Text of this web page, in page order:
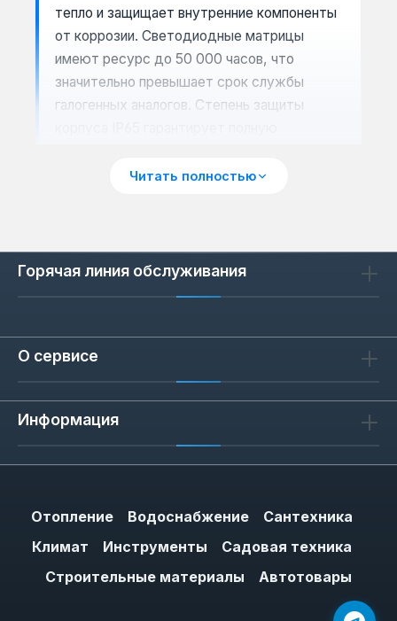
тепло и защищает внутренние компоненты
от коррозии. Светодиодные матрицы
имеют ресурс до 50 000 часов, что
значительно превышает срок службы
галогенных аналогов. Степень защиты
струям, что критично для работы на
Сценарии применения: где и как
временного и постоянного освещения
складских помещений и парковок.
Благодаря широкому углу рассеивания
света (120°) они равномерно освещают
большие площади без тёмных зон. Для
поворотные кронштейны, позволяющие
Brand identity: что отличает Apro
Читать полностью
Горячая линия обслуживания
О сервисе
Информация
Отопление Водоснабжение
Сантехника
Климат
Инструменты
Садовая техника
Строительные материалы
Автотовары